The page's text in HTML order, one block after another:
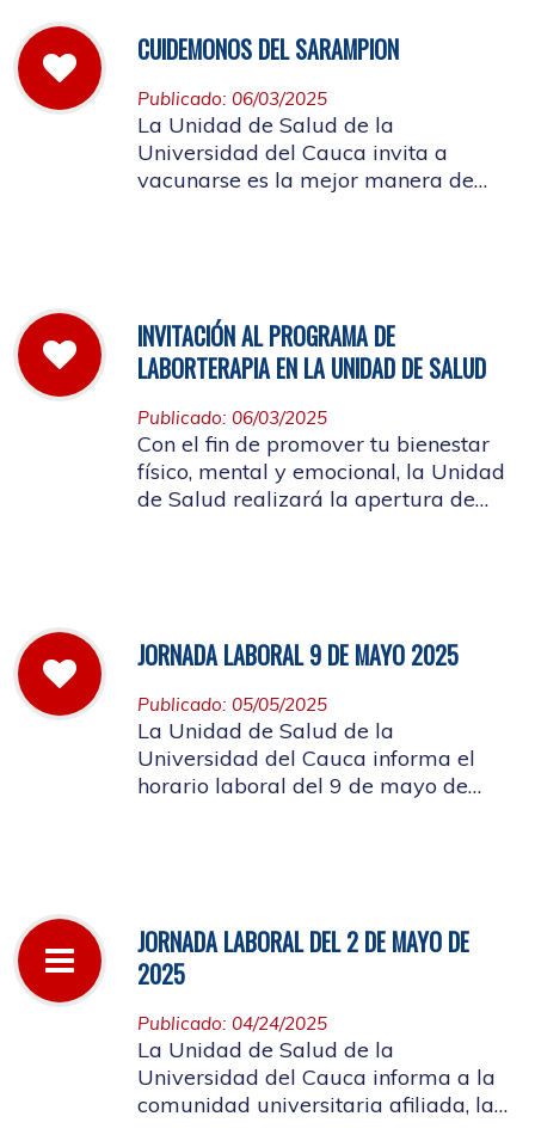
CUIDEMONOS DEL SARAMPION
Publicado: 06/03/2025
La Unidad de Salud de la
Universidad del Cauca invita a
vacunarse es la mejor manera de
INVITACIÓN AL PROGRAMA DE
LABORTERAPIA EN LA UNIDAD DE SALUD
Publicado: 06/03/2025
Con el fin de promover tu bienestar
físico, mental y emocional, la Unidad
de Salud realizará la apertura de
JORNADA LABORAL 9 DE MAYO 2025
Publicado: 05/05/2025
La Unidad de Salud de la
Universidad del Cauca informa el
horario laboral del 9 de mayo de
JORNADA LABORAL DEL 2 DE MAYO DE
2025
Publicado: 04/24/2025
La Unidad de Salud de la
Universidad del Cauca informa a la
comunidad universitaria afiliada, la